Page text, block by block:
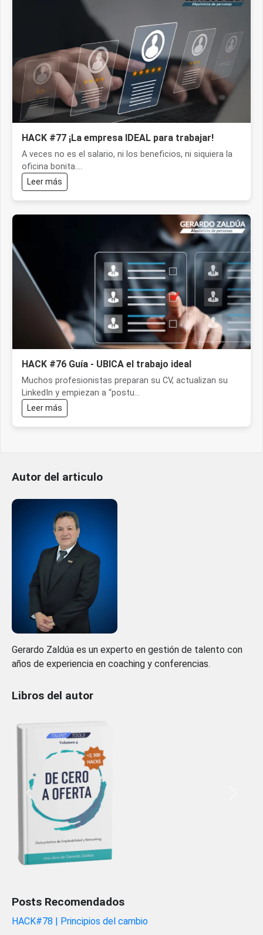
HACK #77 ¡La empresa IDEAL para trabajar!
A veces no es el salario, ni los beneficios, ni siquiera la
oficina bonita....
Leer más
HACK #76 Guía - UBICA el trabajo ideal
Muchos profesionistas preparan su CV, actualizan su
LinkedIn y empiezan a “postu...
Leer más
Autor del articulo
Gerardo Zaldúa es un experto en gestión de talento con
años de experiencia en coaching y conferencias.
Libros del autor
Previous
Posts Recomendados
HACK#78 | Principios del cambio